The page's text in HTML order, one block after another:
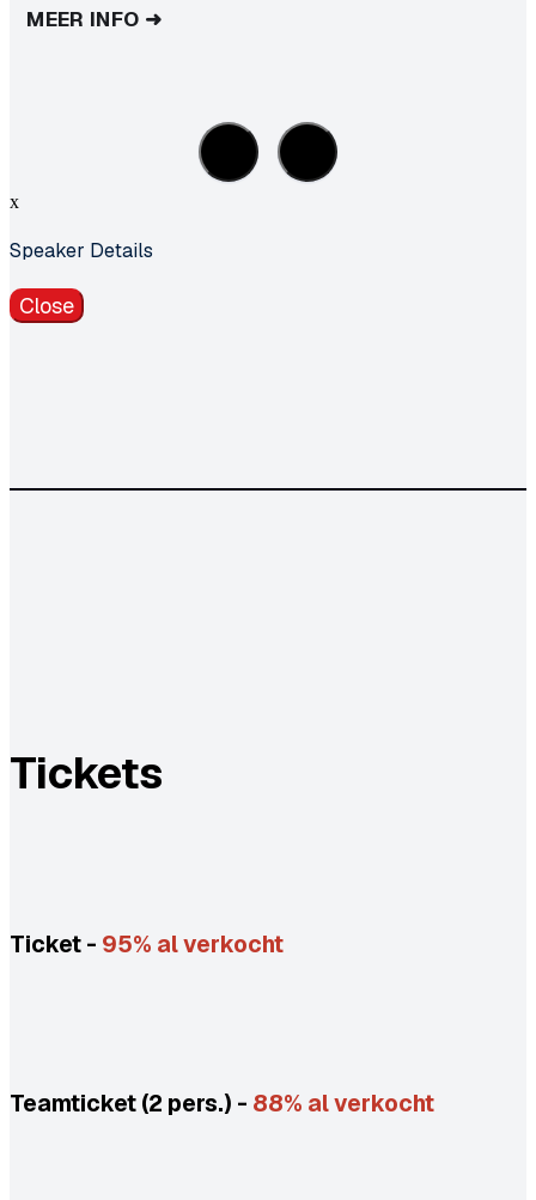
MEER INFO ➜
x
Speaker Details
Close
Tickets
Ticket - 95% al verkocht
Teamticket (2 pers.) - 88% al verkocht